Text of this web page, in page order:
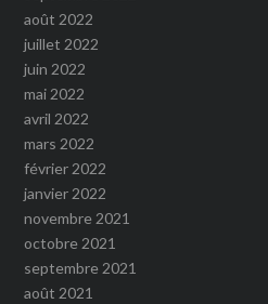
août 2022
juillet 2022
juin 2022
mai 2022
avril 2022
mars 2022
février 2022
janvier 2022
novembre 2021
octobre 2021
septembre 2021
août 2021